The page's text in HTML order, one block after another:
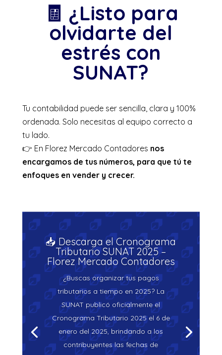
🧾 ¿Listo para
olvidarte del
estrés con
SUNAT?
Tu contabilidad puede ser sencilla, clara y 100%
ordenada. Solo necesitas al equipo correcto a
tu lado.
👉 En Florez Mercado Contadores nos
encargamos de tus números, para que tú te
enfoques en vender y crecer.
📥 Descarga el Cronograma
Tributario SUNAT 2025 –
Florez Mercado Contadores
¿Buscas organizar tus pagos
tributarios a tiempo en 2025? La
SUNAT publicó oficialmente el
Cronograma Tributario 2025 el 6 de
enero del 2025, brindando a los
contribuyentes las fechas de